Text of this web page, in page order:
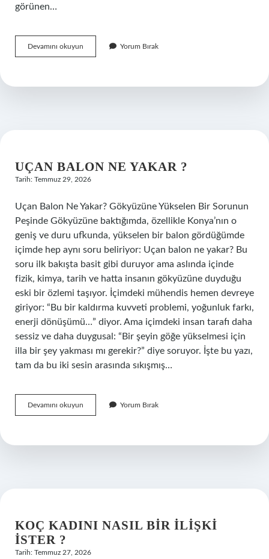
görünen…
Devamını okuyun
5
?
Yorum Bırak
UÇAN BALON NE YAKAR ?
Tarih: Temmuz 29, 2026
Uçan Balon Ne Yakar? Gökyüzüne Yükselen Bir Sorunun
Peşinde Gökyüzüne baktığımda, özellikle Konya’nın o
geniş ve duru ufkunda, yükselen bir balon gördüğümde
içimde hep aynı soru beliriyor: Uçan balon ne yakar? Bu
soru ilk bakışta basit gibi duruyor ama aslında içinde
fizik, kimya, tarih ve hatta insanın gökyüzüne duyduğu
eski bir özlemi taşıyor. İçimdeki mühendis hemen devreye
giriyor: “Bu bir kaldırma kuvveti problemi, yoğunluk farkı,
enerji dönüşümü…” diyor. Ama içimdeki insan tarafı daha
sessiz ve daha duygusal: “Bir şeyin göğe yükselmesi için
illa bir şey yakması mı gerekir?” diye soruyor. İşte bu yazı,
tam da bu iki sesin arasında sıkışmış…
Devamını okuyun
balon
?
Yorum Bırak
KOÇ KADINI NASIL BIR ILIŞKI
ISTER ?
Tarih: Temmuz 27, 2026